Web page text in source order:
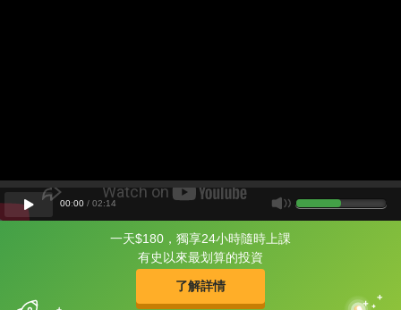
一天$180，獨享24小時隨時上課
有史以來最划算的投資
了解詳情
片尾有
攻其不背
的品牌故事
00:00 / 02:14